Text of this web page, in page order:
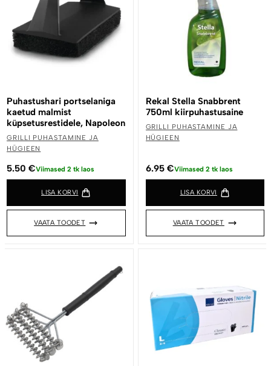
Puhastushari portselaniga
kaetud malmist
küpsetusrestidele, Napoleon
GRILLI PUHASTAMINE JA
HÜGIEEN
5.50 €Viimased 2 tk laos
LISA KORVI
VAATA TOODET
Rekal Stella Snabbrent
750ml kiirpuhastusaine
GRILLI PUHASTAMINE JA
HÜGIEEN
6.95 €Viimased 2 tk laos
LISA KORVI
VAATA TOODET